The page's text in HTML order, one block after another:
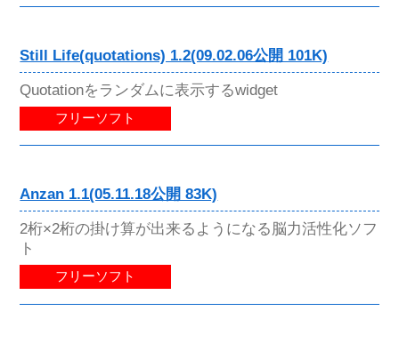
Still Life(quotations) 1.2(09.02.06公開 101K)
Quotationをランダムに表示するwidget
フリーソフト
Anzan 1.1(05.11.18公開 83K)
2桁×2桁の掛け算が出来るようになる脳力活性化ソフ
ト
フリーソフト